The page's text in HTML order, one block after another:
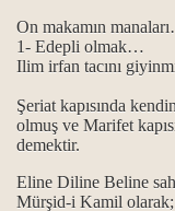
On makamın
1- Edepli olmak…
Ilim irfan tacını
Şeriat kapısında
olmuş ve Marifet
demektir.
Eline Diline Beline
Mürşid-i Kamil olarak;
en güzel ibadet